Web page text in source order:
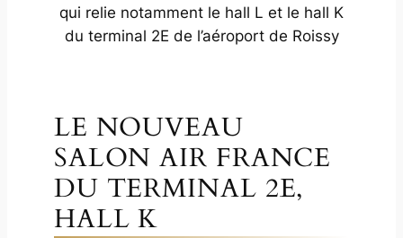
qui relie notamment le hall L et le hall K
du terminal 2E de l’aéroport de Roissy
LE NOUVEAU
SALON AIR FRANCE
DU TERMINAL 2E,
HALL K